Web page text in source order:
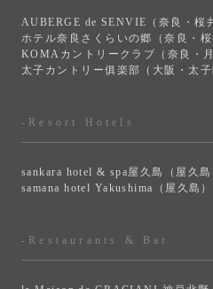
AUBERGE de SENVIE（奈良・桜
ホテル奈良さくらいの郷（奈良・桜
KOMAカントリークラブ（奈良・月
太子カントリー俱楽部（大阪・太子
-Resort Hotels
sankara hotel & spa屋久島（屋久島
samana hotel Yakushima（屋久島）
-Restaurants & Bar